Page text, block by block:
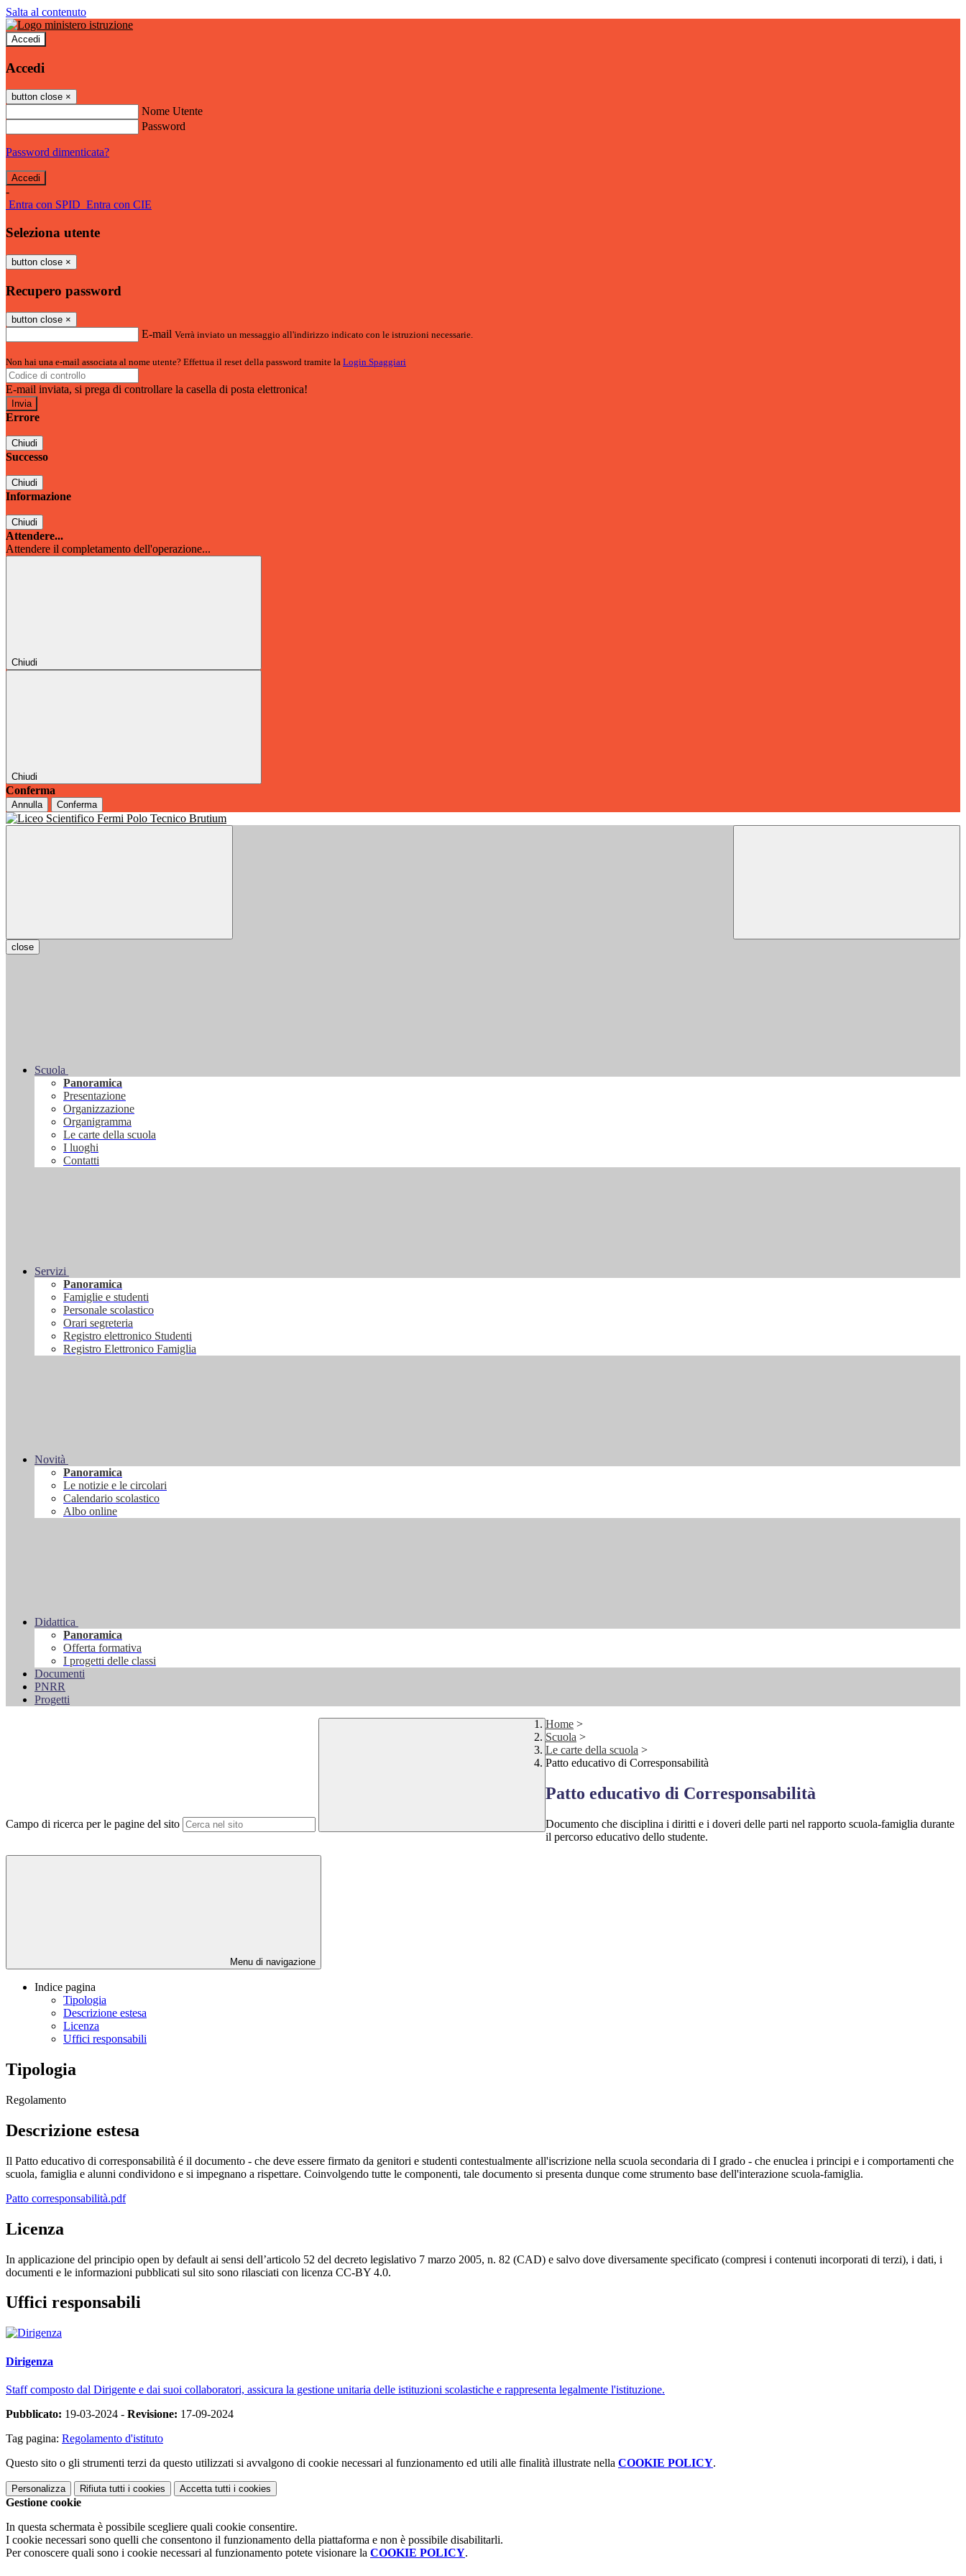
Salta al contenuto
Accedi
Accedi
button close ×
Nome Utente
Password
Password dimenticata?
-
Entra con SPID Entra con CIE
Seleziona utente
button close ×
Recupero password
button close ×
E-mail Verrà inviato un messaggio all'indirizzo indicato con le istruzioni necessarie.
Non hai una e-mail associata al nome utente? Effettua il reset della password tramite la Login Spaggiari
E-mail inviata, si prega di controllare la casella di posta elettronica!
Errore
Chiudi
Successo
Chiudi
Informazione
Chiudi
Attendere...
Attendere il completamento dell'operazione...
Chiudi
Chiudi
Conferma
Annulla Conferma
close
Scuola
Panoramica
Presentazione
Organizzazione
Organigramma
Le carte della scuola
I luoghi
Contatti
Servizi
Panoramica
Famiglie e studenti
Personale scolastico
Orari segreteria
Registro elettronico Studenti
Registro Elettronico Famiglia
Novità
Panoramica
Le notizie e le circolari
Calendario scolastico
Albo online
Didattica
Panoramica
Offerta formativa
I progetti delle classi
Documenti
PNRR
Progetti
Campo di ricerca per le pagine del sito
Home >
Scuola >
Le carte della scuola >
Patto educativo di Corresponsabilità
Patto educativo di Corresponsabilità
Documento che disciplina i diritti e i doveri delle parti nel rapporto scuola-famiglia durante
il percorso educativo dello studente.
Menu di navigazione
Indice pagina
Tipologia
Descrizione estesa
Licenza
Uffici responsabili
Tipologia
Regolamento
Descrizione estesa
Il Patto educativo di corresponsabilità é il documento - che deve essere firmato da genitori e studenti contestualmente all'iscrizione nella scuola secondaria di I grado - che enuclea i principi e i comportamenti che
scuola, famiglia e alunni condividono e si impegnano a rispettare. Coinvolgendo tutte le componenti, tale documento si presenta dunque come strumento base dell'interazione scuola-famiglia.
Patto corresponsabilità.pdf
Licenza
In applicazione del principio open by default ai sensi dell’articolo 52 del decreto legislativo 7 marzo 2005, n. 82 (CAD) e salvo dove diversamente specificato (compresi i contenuti incorporati di terzi), i dati, i
documenti e le informazioni pubblicati sul sito sono rilasciati con licenza CC-BY 4.0.
Uffici responsabili
Dirigenza
Staff composto dal Dirigente e dai suoi collaboratori, assicura la gestione unitaria delle istituzioni scolastiche e rappresenta legalmente l'istituzione.
Pubblicato: 19-03-2024 - Revisione: 17-09-2024
Tag pagina: Regolamento d'istituto
Questo sito o gli strumenti terzi da questo utilizzati si avvalgono di cookie necessari al funzionamento ed utili alle finalità illustrate nella COOKIE POLICY.
Personalizza Rifiuta tutti i cookies Accetta tutti i cookies
Gestione cookie
In questa schermata è possibile scegliere quali cookie consentire.
I cookie necessari sono quelli che consentono il funzionamento della piattaforma e non è possibile disabilitarli.
Per conoscere quali sono i cookie necessari al funzionamento potete visionare la COOKIE POLICY.